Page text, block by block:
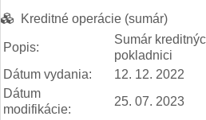
Kreditné operácie (sumár)
Popis:
Sumár
pokladnici
Dátum vydania:
12. 12. 2022
Dátum
modifikácie:
25. 07. 2023